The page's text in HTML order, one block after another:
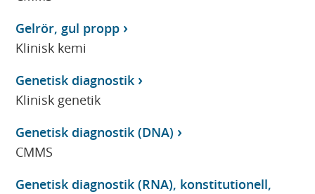
Gelrör, gul propp
Klinisk kemi
Genetisk diagnostik
Klinisk genetik
Genetisk diagnostik (DNA)
CMMS
Genetisk diagnostik (RNA), konstitutionell,